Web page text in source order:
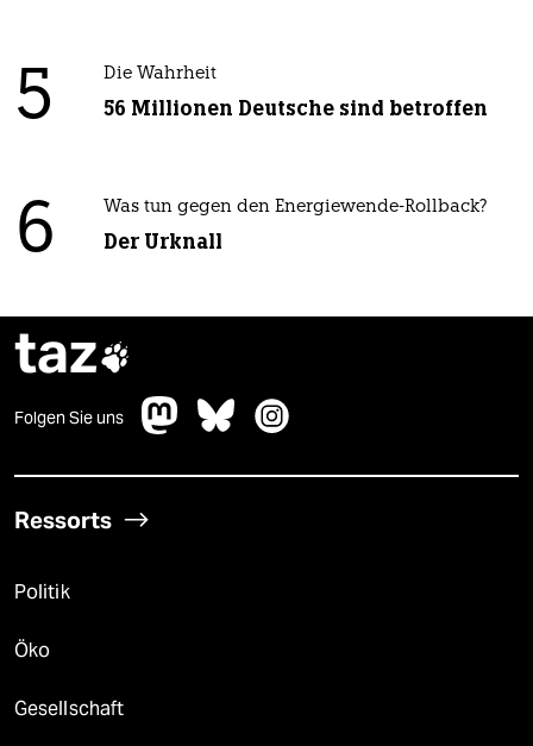
5 Die Wahrheit
56 Millionen Deutsche sind betroffen
6 Was tun gegen den Energiewende-Rollback?
Der Urknall
taz
Folgen Sie uns
Ressorts
Politik
Öko
Gesellschaft